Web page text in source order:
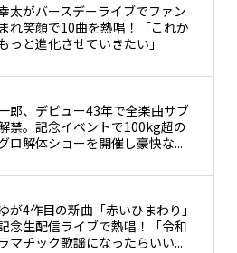
太がバースデーライブでファン
れ笑顔で10曲を熱唱！「これか
っと進化させていきたい」
郎、デビュー43年で全楽曲サブ
禁。記念イベントで100kg超の
ロ解体ショーを開催し豪快な...
が4作目の新曲「赤いひまわり」
念生配信ライブで熱唱！「令和
マチック歌謡になったらいい...